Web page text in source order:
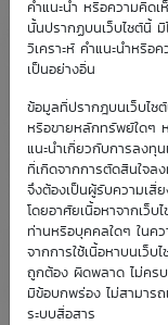
คำแนะนำ หรือความคิดเ
นั้นปรากฏบนเว็บไซต์นี้
วิเคราะห์ คำแนะนำหรือ
เป็นอย่างอื่น
ข้อมูลที่ปรากฎบนเว็บไซ
หรือขายหลักทรัพย์ใดๆ
แนะนำเกี่ยวกับการลงทุ
ที่เกิดจากการตัดสินใจล
จึงต้องเป็นผู้รับความเสี่
โดยอาศัยเนื้อหาจากเว็
ท่านหรือบุคคลใดๆ ในค
จากการใช้เนื้อหาบนเว็
ถูกต้อง ผิดพลาด ไม่คร
มีข้อบกพร่อง ไม่สามาร
ระบบสื่อสาร